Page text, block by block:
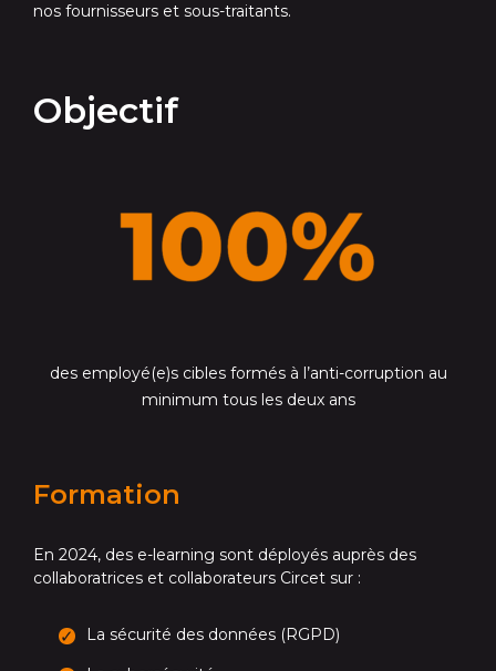
nos fournisseurs et sous-traitants.
Objectif
des employé(e)s cibles formés à l’anti-corruption au
minimum tous les deux ans
Formation
En 2024, des e-learning sont déployés auprès des
collaboratrices et collaborateurs Circet sur :
La sécurité des données (RGPD)